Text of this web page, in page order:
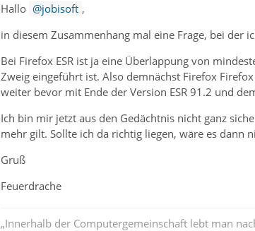
Hallo jobisoft ,
in diesem Zusammenhang mal eine Frage, bei der
Bei Firefox ESR ist ja eine Überlappung von
Zweig eingeführt ist. Also demnächst Firefox
weiter bevor mit Ende der Version ESR 91.2 und
Ich bin mir jetzt aus den Gedächtnis nicht ganz
mehr gilt. Sollte ich da richtig liegen, wäre es dann
Gruß
Feuerdrache
„Innerhalb der Computergemeinschaft lebt man